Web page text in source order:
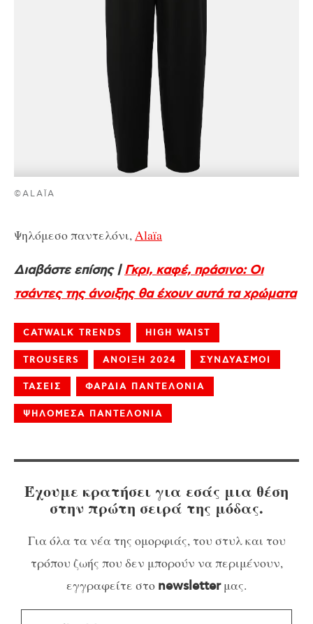
©ALAÏA
Ψηλόμεσο παντελόνι,Alaïa
Διαβάστε επίσης |Γκρι, καφέ, πράσινο: Οι
τσάντες της άνοιξης θα έχουν αυτά τα χρώματα
CATWALK TRENDS HIGH WAIST
TROUSERS ΑΝΟΙΞΗ 2024 ΣΥΝΔΥΑΣΜΟΙ
ΤΑΣΕΙΣ ΦΑΡΔΙΑ ΠΑΝΤΕΛΟΝΙΑ
ΨΗΛΟΜΕΣΑ ΠΑΝΤΕΛΟΝΙΑ
Έχουμε κρατήσει για εσάς μια θέση
στην πρώτη σειρά της μόδας.
Για όλα τα νέα της ομορφιάς, του στυλ και του
τρόπου ζωής που δεν μπορούν να περιμένουν,
εγγραφείτε στο newsletterμας.